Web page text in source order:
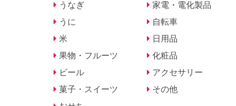
うなぎ
うに
米
果物・フルーツ
ビール
菓子・スイーツ
家電・電化製品
自転車
日用品
化粧品
アクセサリー
その他